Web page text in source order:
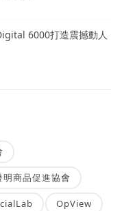
6000打造震撼動人
明商品促進協會
OpView